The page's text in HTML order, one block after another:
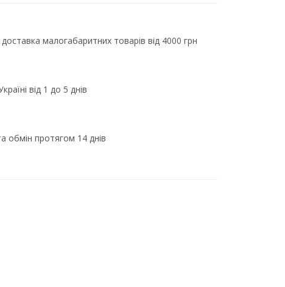
малогабаритних товарів від 4000 грн
від 1 до 5 днів
обмін протягом 14 днів